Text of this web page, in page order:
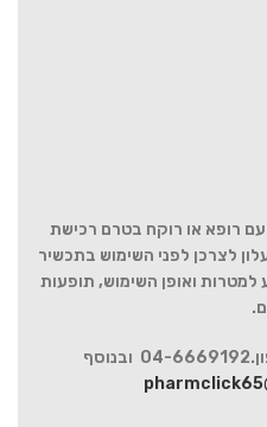
רופא או רוקח בטרם רכישת
לצרכן לפני השימוש בתכשיר
ואופן השימוש, תופעות
להתייעצות עם רוקח פנה למספר טלפון.04-6669192 ובנוסף